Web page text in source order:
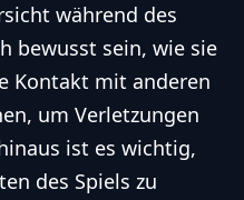
während des
bewusst sein, wie sie
Kontakt mit anderen
um Verletzungen
ist es wichtig,
des Spiels zu